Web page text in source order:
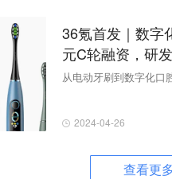
36氪首发｜数字
元C轮融资，研
从电动牙刷到数字化口
2024-04-26
查看更